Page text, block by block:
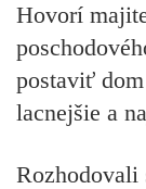
Hovorí
postaviť
lacnejšie a
Rozhodovali